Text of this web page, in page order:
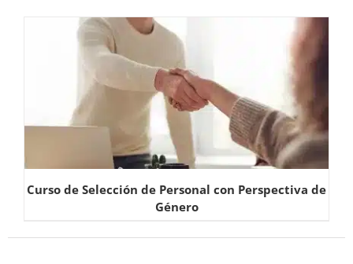
Curso de Selección de Personal con Perspectiva de
Género